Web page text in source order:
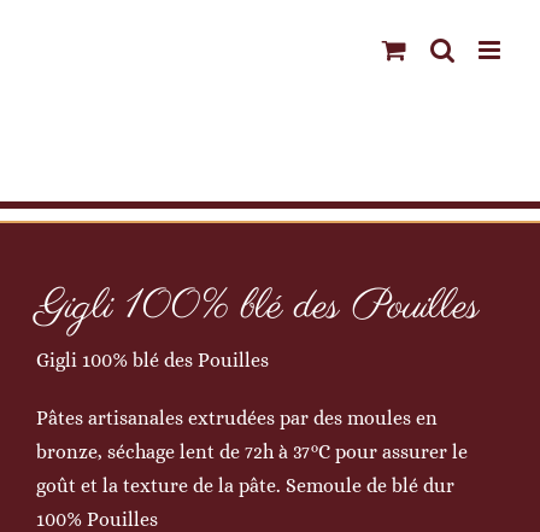
Gigli 100% blé des Pouilles
Gigli 100% blé des Pouilles
Pâtes artisanales extrudées par des moules en
bronze, séchage lent de 72h à 37°C pour assurer le
goût et la texture de la pâte. Semoule de blé dur
100% Pouilles